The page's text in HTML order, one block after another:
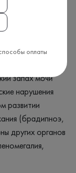
кишечного
запах мочи
нарушения
развитии
(брадипноэ,
других органов
оплаты